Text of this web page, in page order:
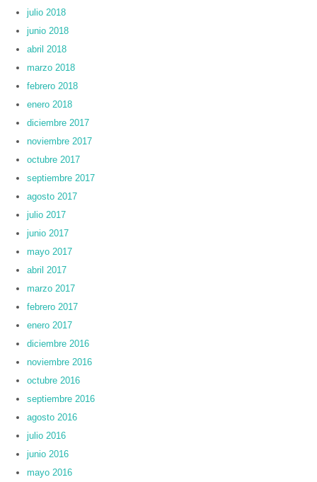
julio 2018
junio 2018
abril 2018
marzo 2018
febrero 2018
enero 2018
diciembre 2017
noviembre 2017
octubre 2017
septiembre 2017
agosto 2017
julio 2017
junio 2017
mayo 2017
abril 2017
marzo 2017
febrero 2017
enero 2017
diciembre 2016
noviembre 2016
octubre 2016
septiembre 2016
agosto 2016
julio 2016
junio 2016
mayo 2016